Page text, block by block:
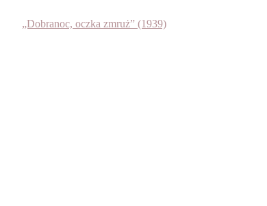
„Dobranoc, oczka zmruż” (1939)